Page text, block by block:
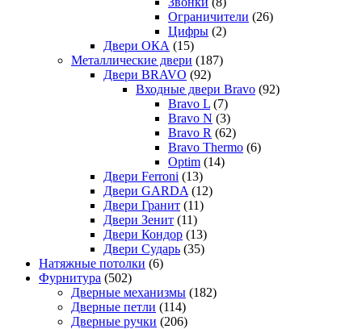
Ограничители (26)
Цифры (2)
Двери ОКА (15)
Металлические двери (187)
Двери BRAVO (92)
Входные двери Bravo (92)
Bravo L (7)
Bravo N (3)
Bravo R (62)
Bravo Thermo (6)
Optim (14)
Двери Ferroni (13)
Двери GARDA (12)
Двери Гранит (11)
Двери Зенит (11)
Двери Кондор (13)
Двери Сударь (35)
Натяжные потолки (6)
Фурнитура (502)
Дверные механизмы (182)
Дверные петли (114)
Дверные ручки (206)